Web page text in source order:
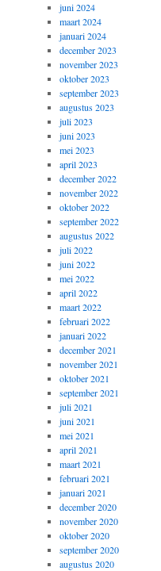
juni 2024
maart 2024
januari 2024
december 2023
november 2023
oktober 2023
september 2023
augustus 2023
juli 2023
juni 2023
mei 2023
april 2023
december 2022
november 2022
oktober 2022
september 2022
augustus 2022
juli 2022
juni 2022
mei 2022
april 2022
maart 2022
februari 2022
januari 2022
december 2021
november 2021
oktober 2021
september 2021
juli 2021
juni 2021
mei 2021
april 2021
maart 2021
februari 2021
januari 2021
december 2020
november 2020
oktober 2020
september 2020
augustus 2020